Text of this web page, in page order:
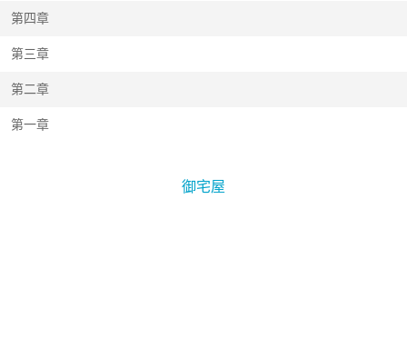
第一章
第二章
第三章
第四章
御宅屋